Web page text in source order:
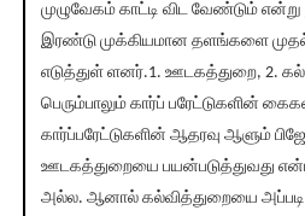
முழுவேகம் காட்டி விட வேண்டும்
இரண்டு முக்கியமான தளங்களை
எடுத்துள் ளனர்.1. ஊடகத்துறை, 2.
பெரும்பாலும் கார்ப் பரேட்டுகளின்
கார்ப்பரேட்டுகளின் ஆதரவு ஆளும்
ஊடகத்துறையை பயன்படுத்துவது
அல்ல. ஆனால் கல்வித்துறையை அப்படி